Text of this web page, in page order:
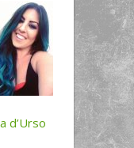
d’Urso